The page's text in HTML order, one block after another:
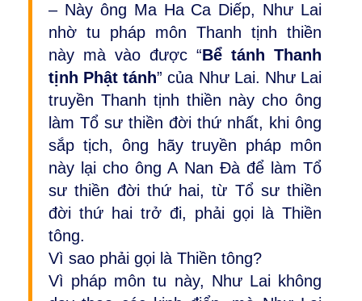
– Này ông Ma Ha Ca Diếp, Như Lai
nhờ tu pháp môn Thanh tịnh thiền
này mà vào được “Bể tánh Thanh
tịnh Phật tánh” của Như Lai. Như Lai
truyền Thanh tịnh thiền này cho ông
làm Tổ sư thiền đời thứ nhất, khi ông
sắp tịch, ông hãy truyền pháp môn
này lại cho ông A Nan Đà để làm Tổ
sư thiền đời thứ hai, từ Tổ sư thiền
đời thứ hai trở đi, phải gọi là Thiền
tông.
Vì sao phải gọi là Thiền tông?
Vì pháp môn tu này, Như Lai không